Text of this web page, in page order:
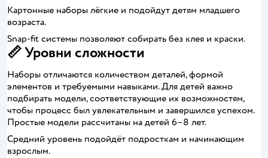
Картонные наборы лёгкие и подойдут детям младшего
возраста.
Snap-fit системы позволяют собирать без клея и краски.
📏 Уровни сложности
Наборы отличаются количеством деталей, формой
элементов и требуемыми навыками. Для детей важно
подбирать модели, соответствующие их возможностям,
чтобы процесс был увлекательным и завершился успехом.
Простые модели рассчитаны на детей 6–8 лет.
Средний уровень подойдёт подросткам и начинающим
взрослым.